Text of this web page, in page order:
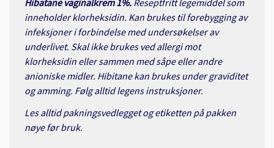
Hibatane vaginalkrem 1%. Reseptfritt legemiddel som
inneholder klorheksidin. Kan brukes til forebygging av
infeksjoner i forbindelse med undersøkelser av
underlivet. Skal ikke brukes ved allergi mot
klorheksidin eller sammen med såpe eller andre
anioniske midler. Hibitane kan brukes under graviditet
og amming. Følg alltid legens instruksjoner.
Les alltid pakningsvedlegget og etiketten på pakken
nøye før bruk.